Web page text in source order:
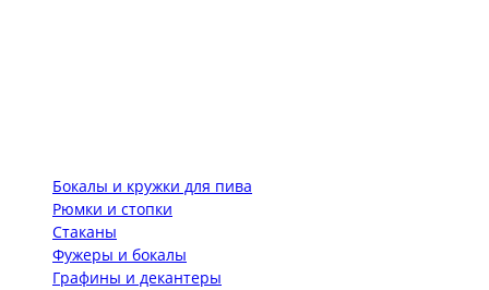
Бокалы и кружки для пива
Рюмки и стопки
Стаканы
Фужеры и бокалы
Графины и декантеры